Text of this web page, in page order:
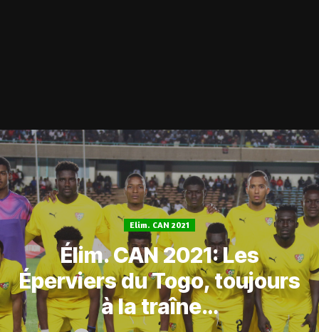
Elim. CAN 2021
Élim. CAN 2021: Les
Éperviers du Togo, toujours
à la traîne…